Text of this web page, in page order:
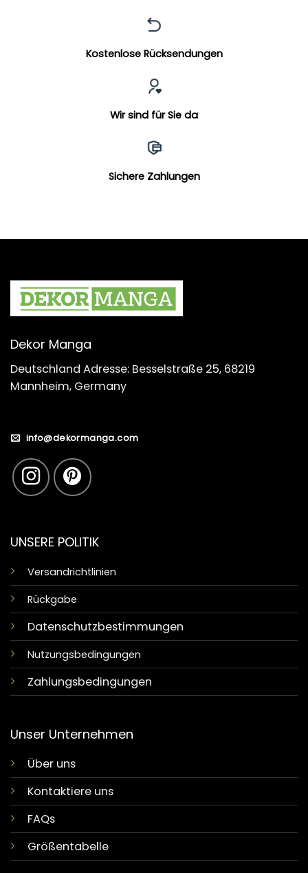
Kostenlose Rücksendungen
Wir sind für Sie da
Sichere Zahlungen
Dekor Manga
Deutschland Adresse: Besselstraße 25, 68219
Mannheim, Germany
info@dekormanga.com
UNSERE POLITIK
Versandrichtlinien
Rückgabe
Datenschutzbestimmungen
Nutzungsbedingungen
Zahlungsbedingungen
Unser Unternehmen
Über uns
Kontaktiere uns
FAQs
Größentabelle